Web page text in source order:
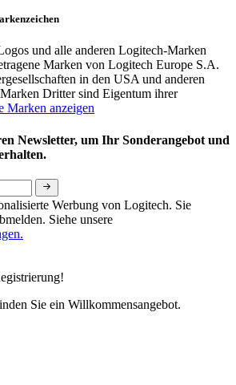
und alle anderen Logitech-Marken
Marken von Logitech Europe S.A.
in den USA und anderen
Dritter sind Eigentum ihrer
Marken anzeigen
Newsletter, um Ihr Sonderangebot und
Werbung von Logitech. Sie
Siehe unsere
Sie ein Willkommensangebot.